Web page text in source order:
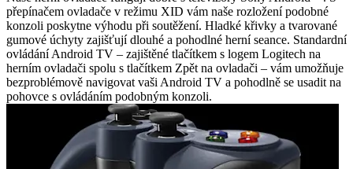
přepínačem ovladače v režimu XID vám naše rozložení podobné
konzoli poskytne výhodu při soutěžení. Hladké křivky a tvarované
gumové úchyty zajišťují dlouhé a pohodlné herní seance. Standardní
ovládání Android TV – zajištěné tlačítkem s logem Logitech na
herním ovladači spolu s tlačítkem Zpět na ovladači – vám umožňuje
bezproblémově navigovat vaši Android TV a pohodlně se usadit na
pohovce s ovládáním podobným konzoli.